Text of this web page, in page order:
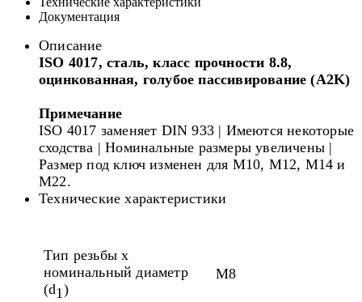
Документация
Описание
ISO 4017, сталь, класс прочности 8.8,
оцинкованная, голубое пассивирование (A2K)
Примечание
ISO 4017 заменяет DIN 933 | Имеются некоторые
сходства | Номинальные размеры увеличены |
Размер под ключ изменен для M10, M12, M14 и
M22.
Технические характеристики
Тип резьбы x
номинальный диаметр
(d1 )
M8